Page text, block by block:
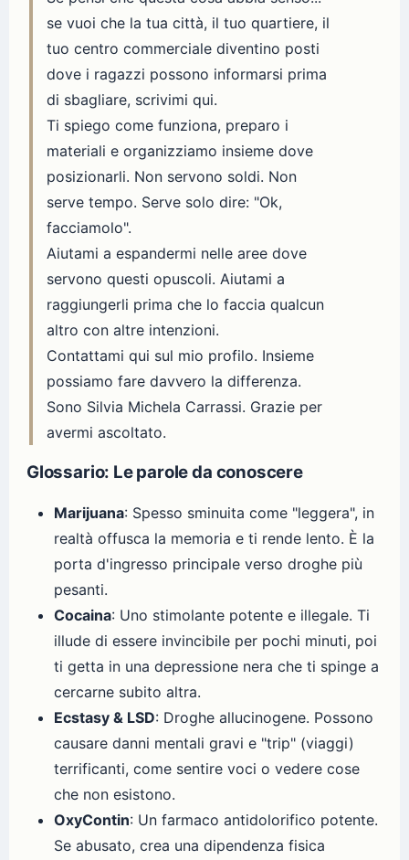
se vuoi che la tua città, il tuo quartiere, il
tuo centro commerciale diventino posti
dove i ragazzi possono informarsi prima
di sbagliare, scrivimi qui.
Ti spiego come funziona, preparo i
materiali e organizziamo insieme dove
posizionarli. Non servono soldi. Non
serve tempo. Serve solo dire: "Ok,
facciamolo".
Aiutami a espandermi nelle aree dove
servono questi opuscoli. Aiutami a
raggiungerli prima che lo faccia qualcun
altro con altre intenzioni.
Contattami qui sul mio profilo. Insieme
possiamo fare davvero la differenza.
Sono Silvia Michela Carrassi. Grazie per
avermi ascoltato.
Glossario: Le parole da conoscere
Marijuana: Spesso sminuita come "leggera", in
realtà offusca la memoria e ti rende lento. È la
porta d'ingresso principale verso droghe più
pesanti.
Cocaina: Uno stimolante potente e illegale. Ti
illude di essere invincibile per pochi minuti, poi
ti getta in una depressione nera che ti spinge a
cercarne subito altra.
Ecstasy & LSD: Droghe allucinogene. Possono
causare danni mentali gravi e "trip" (viaggi)
terrificanti, come sentire voci o vedere cose
che non esistono.
OxyContin: Un farmaco antidolorifico potente.
Se abusato, crea una dipendenza fisica